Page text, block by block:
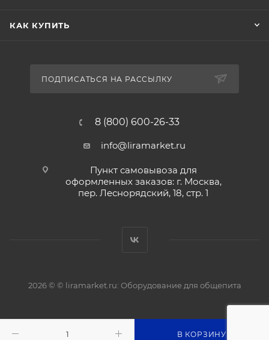
В КОРЗИНУ
КАК КУПИТЬ
ПОДПИСАТЬСЯ НА РАССЫЛКУ
8 (800) 600-26-33
info@liramarket.ru
Пункт самовывоза для
оформленных заказов: г. Москва,
пер. Леснорядский, 18, стр. 1
2026 © © liramarket.ru: Оборудование для общепита